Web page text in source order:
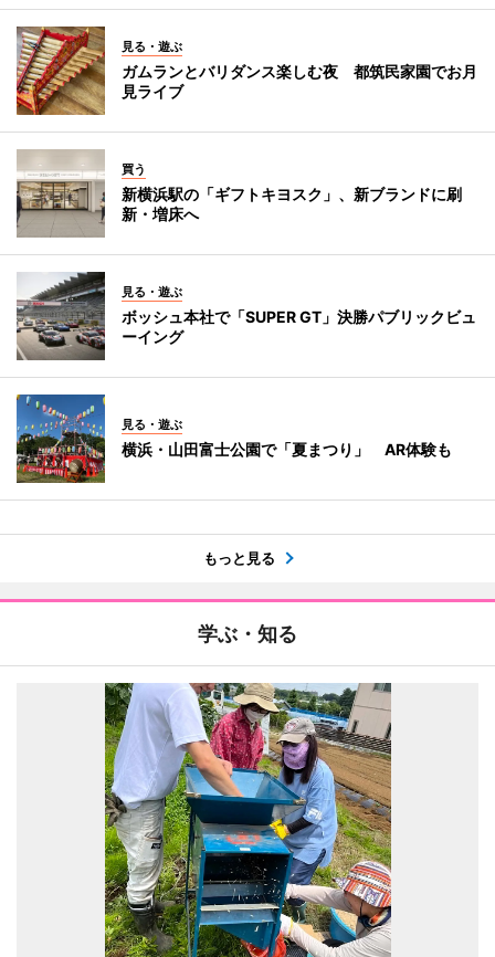
見る・遊ぶ
ガムランとバリダンス楽しむ夜 都筑民家園でお月
見ライブ
買う
新横浜駅の「ギフトキヨスク」、新ブランドに刷
新・増床へ
見る・遊ぶ
ボッシュ本社で「SUPER GT」決勝パブリックビュ
ーイング
見る・遊ぶ
横浜・山田富士公園で「夏まつり」 AR体験も
もっと見る
学ぶ・知る